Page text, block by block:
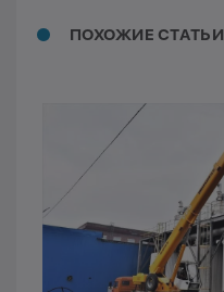
ПОХОЖИЕ СТАТЬИ